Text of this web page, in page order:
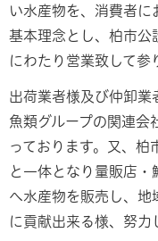
い水産物を、消費者
基本理念とし、柏市公
にわたり営業致して参
出荷業者様及び仲卸業
魚類グループの関連会
っております。又、柏
と一体となり量販店
へ水産物を販売し、地
に貢献出来る様、努力